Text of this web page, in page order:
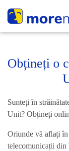
Obțineți o
Sunteți în
Unit? Obțineți
Oriunde vă aflați
telecomunicații